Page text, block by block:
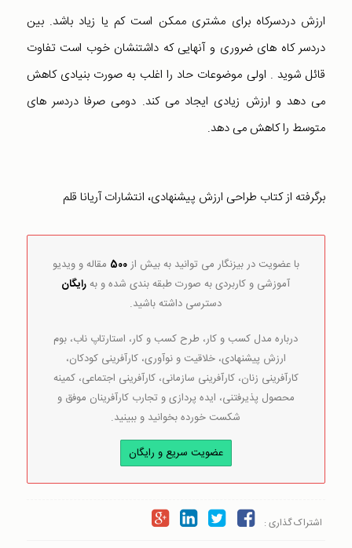
ارزش دردسرکاه برای مشتری ممکن است کم یا زیاد باشد. بین
دردسر کاه های ضروری و آنهایی که داشتنشان خوب است تفاوت
قائل شوید . اولی موضوعات حاد را اغلب به صورت بنیادی کاهش
می دهد و ارزش زیادی ایجاد می کند. دومی صرفا دردسر های
متوسط را کاهش می دهد.
برگرفته از کتاب طراحی ارزش پیشنهادی، انتشارات آریانا قلم
با عضویت در بیزنگار می توانید به بیش از500 مقاله و ویدیو
آموزشی و کاربردی به صورت طبقه بندی شده و بهرایگان
دسترسی داشته باشید.
درباره مدل کسب و کار، طرح کسب و کار، استارتاپ ناب، بوم
ارزش پیشنهادی، خلاقیت و نوآوری، کارآفرینی کودکان،
کارآفرینی زنان، کارآفرینی سازمانی، کارآفرینی اجتماعی، کمینه
محصول پذیرفتنی، ایده پردازی و تجارب کارآفرینان موفق و
شکست خورده بخوانید و ببینید.
عضویت سریع و رایگان
اشتراک گذاری :